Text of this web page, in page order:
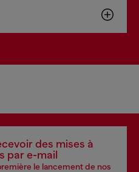
des mises à
par e-mail
le lancement de nos